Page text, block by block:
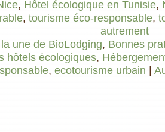
, Hôtel écologique en Tunisie,
, tourisme éco-responsable,
autrement
une de BioLodging, Bonnes
hôtels écologiques,
, ecotourisme urbain |